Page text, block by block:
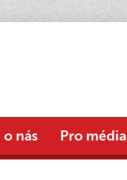
o nás Pro média